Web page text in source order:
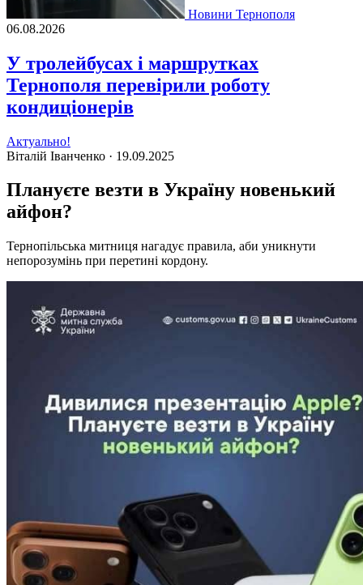
Новини Тернополя
06.08.2026
У тролейбусах і маршрутках
Тернополя перевірили роботу
кондиціонерів
Актуально!
Віталій Іванченко · 19.09.2025
Плануєте везти в Україну новенький
айфон?
Тернопільська митниця нагадує правила, аби уникнути
непорозумінь при перетині кордону.